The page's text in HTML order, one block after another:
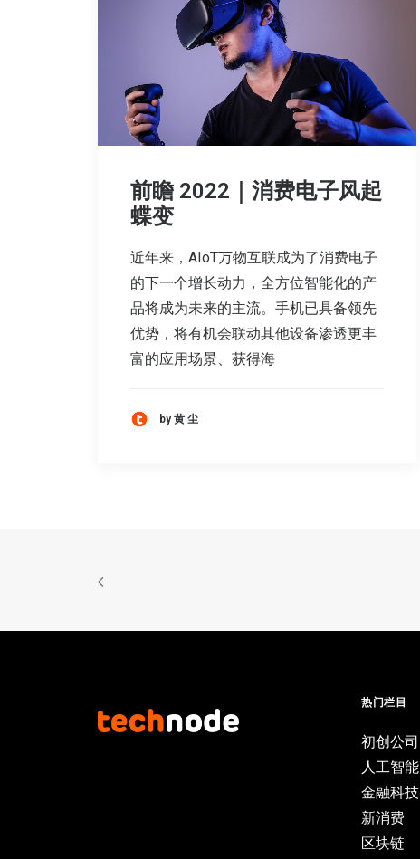
前瞻 2022｜消费电子风起
蝶变
近年来，AIoT万物互联成为了消费电子
的下一个增长动力，全方位智能化的产
品将成为未来的主流。手机已具备领先
优势，将有机会联动其他设备渗透更丰
富的应用场景、获得海
by 黄 尘
热门栏目
初创公司
人工智能
金融科技
新消费
区块链